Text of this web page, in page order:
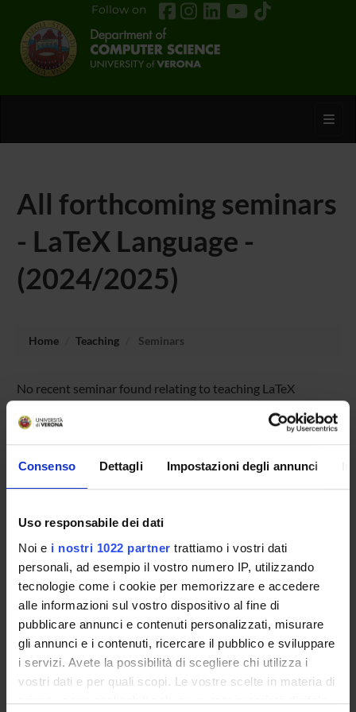
Consenso Dettagli Impostazioni degli annunci
Uso responsabile dei dati
Noi e i nostri 1022 partner trattiamo i vostri dati
personali, ad esempio il vostro numero IP, utilizzando
tecnologie come i cookie per memorizzare e accedere
alle informazioni sul vostro dispositivo al fine di
pubblicare annunci e contenuti personalizzati, misurare
gli annunci e i contenuti, ricercare il pubblico e sviluppare
i servizi. Avete la possibilità di scegliere chi utilizza i
vostri dati e per quali scopi. Le vostre scelte in materia di
privacy sono applicabili solo su questa proprietà digitale
Follow on
All forthcoming seminars
- LaTeX Language -
(2024/2025)
Home Teaching Seminars
No recent seminar found relating to teaching LaTeX
Language.
PHD PROGRAMMES AND POSTGRADUATE
TRAINING
Contacts
People
Places
Calendar